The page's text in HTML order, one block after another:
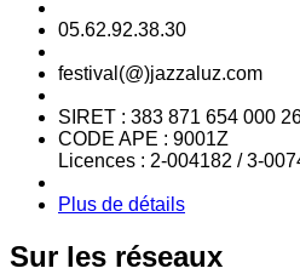
05.62.92.38.30
festival(@)jazzaluz.com
SIRET : 383 871 654 000
CODE APE : 9001Z
Licences : 2-004182 / 3-
Plus de détails
Sur les réseaux